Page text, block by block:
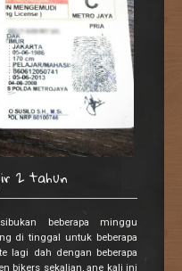
2 tahun
beberapa minggu
di tinggal untuk beberapa
lagi dah dengan beberapa
bikers sekalian, ane kali ini